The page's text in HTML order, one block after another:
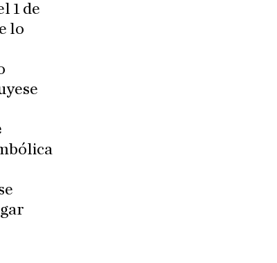
1 de
lo